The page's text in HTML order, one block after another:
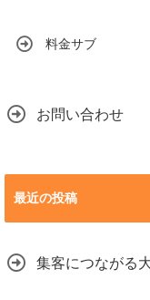
料金サブ
お問い合わせ
最近の投稿
集客につながる